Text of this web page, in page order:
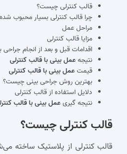
قالب کنترلی چیست؟
چرا قالب کنترلی بسیار محبوب
مراحل عمل
مزایا قالب کنترلی
اقدامات قبل و بعد از انجام جراحی
نتیجهعمل بینی با قالب کنترلی
قیمتعمل بینی با قالب کنترلی
بهترین روش جراحی بینی چیست؟
دلایل استفاده از قالب کنترلی
نتیجه گیریعمل بینی با قالب
قالب کنترلی چیست؟
قالب کنترلی از پلاستیک ساخته